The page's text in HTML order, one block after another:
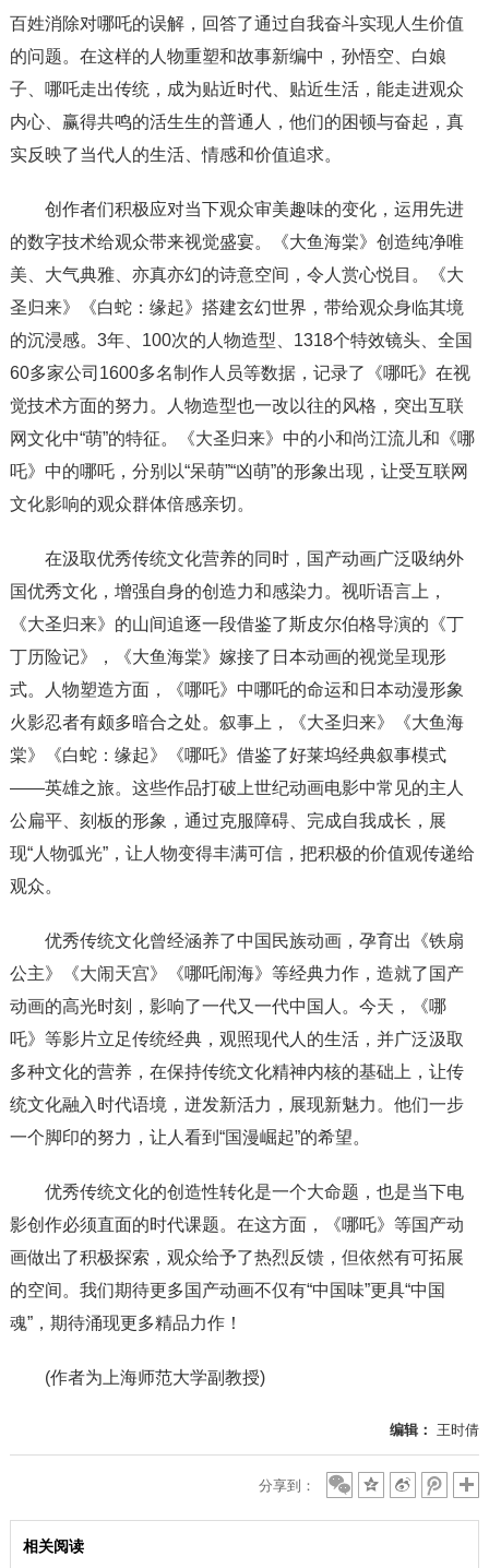
百姓消除对哪吒的误解，回答了通过自我奋斗实现人生价值
的问题。在这样的人物重塑和故事新编中，孙悟空、白娘
子、哪吒走出传统，成为贴近时代、贴近生活，能走进观众
内心、赢得共鸣的活生生的普通人，他们的困顿与奋起，真
实反映了当代人的生活、情感和价值追求。
创作者们积极应对当下观众审美趣味的变化，运用先进
的数字技术给观众带来视觉盛宴。《大鱼海棠》创造纯净唯
美、大气典雅、亦真亦幻的诗意空间，令人赏心悦目。《大
圣归来》《白蛇：缘起》搭建玄幻世界，带给观众身临其境
的沉浸感。3年、100次的人物造型、1318个特效镜头、全国
60多家公司1600多名制作人员等数据，记录了《哪吒》在视
觉技术方面的努力。人物造型也一改以往的风格，突出互联
网文化中“萌”的特征。《大圣归来》中的小和尚江流儿和《哪
吒》中的哪吒，分别以“呆萌”“凶萌”的形象出现，让受互联网
文化影响的观众群体倍感亲切。
在汲取优秀传统文化营养的同时，国产动画广泛吸纳外
国优秀文化，增强自身的创造力和感染力。视听语言上，
《大圣归来》的山间追逐一段借鉴了斯皮尔伯格导演的《丁
丁历险记》，《大鱼海棠》嫁接了日本动画的视觉呈现形
式。人物塑造方面，《哪吒》中哪吒的命运和日本动漫形象
火影忍者有颇多暗合之处。叙事上，《大圣归来》《大鱼海
棠》《白蛇：缘起》《哪吒》借鉴了好莱坞经典叙事模式
——英雄之旅。这些作品打破上世纪动画电影中常见的主人
公扁平、刻板的形象，通过克服障碍、完成自我成长，展
现“人物弧光”，让人物变得丰满可信，把积极的价值观传递给
观众。
优秀传统文化曾经涵养了中国民族动画，孕育出《铁扇
公主》《大闹天宫》《哪吒闹海》等经典力作，造就了国产
动画的高光时刻，影响了一代又一代中国人。今天，《哪
吒》等影片立足传统经典，观照现代人的生活，并广泛汲取
多种文化的营养，在保持传统文化精神内核的基础上，让传
统文化融入时代语境，迸发新活力，展现新魅力。他们一步
一个脚印的努力，让人看到“国漫崛起”的希望。
优秀传统文化的创造性转化是一个大命题，也是当下电
影创作必须直面的时代课题。在这方面，《哪吒》等国产动
画做出了积极探索，观众给予了热烈反馈，但依然有可拓展
的空间。我们期待更多国产动画不仅有“中国味”更具“中国
魂”，期待涌现更多精品力作！
(作者为上海师范大学副教授)
编辑： 王时倩
分享到：
相关阅读